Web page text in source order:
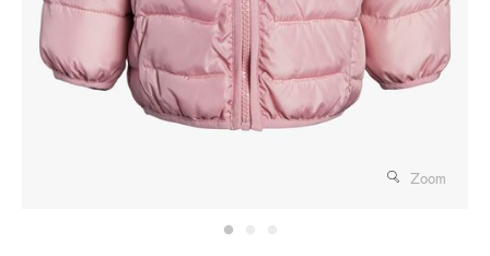
Zoom